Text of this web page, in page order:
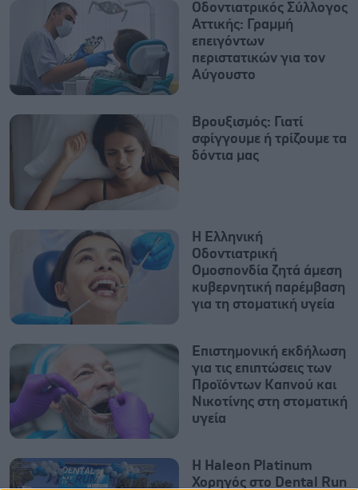
Οδοντιατρικός Σύλλογος
Αττικής: Γραμμή
επειγόντων
περιστατικών για τον
Αύγουστο
Βρουξισμός: Γιατί
σφίγγουμε ή τρίζουμε τα
δόντια μας
Η Ελληνική
Οδοντιατρική
Ομοσπονδία ζητά άμεση
κυβερνητική παρέμβαση
για τη στοματική υγεία
Επιστημονική εκδήλωση
για τις επιπτώσεις των
Προϊόντων Καπνού και
Νικοτίνης στη στοματική
υγεία
Η Haleon Platinum
Χορηγός στο Dental Run